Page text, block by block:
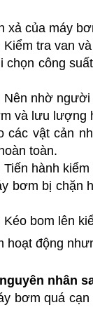
xả của máy
tra van
chọn công
Nên nhờ
và lưu lượng
các vật cản
toàn.
Tiến hành
bơm bị chặn
Kéo bom lên
hoạt động
nhân
bơm quá